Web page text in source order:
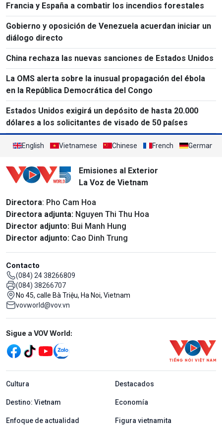
Francia y España a combatir los incendios forestales
Gobierno y oposición de Venezuela acuerdan iniciar un
diálogo directo
China rechaza las nuevas sanciones de Estados Unidos
La OMS alerta sobre la inusual propagación del ébola
en la República Democrática del Congo
Estados Unidos exigirá un depósito de hasta 20.000
dólares a los solicitantes de visado de 50 países
English Vietnamese Chinese French German
Emisiones al Exterior
La Voz de Vietnam
Directora: Pho Cam Hoa
Directora adjunta: Nguyen Thi Thu Hoa
Director adjunto: Bui Manh Hung
Director adjunto: Cao Dinh Trung
Contacto
(084) 24 38266809
(084) 38266707
No 45, calle Bà Triệu, Ha Noi, Vietnam
vovworld@vov.vn
Mạng xã hội
Sigue a VOV World:
menu footer tiếng Tây ban nha
Cultura Destacados
Destino: Vietnam Economía
Enfoque de actualidad Figura vietnamita